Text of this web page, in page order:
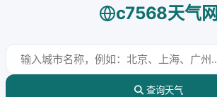
c7568天气网
查询天气